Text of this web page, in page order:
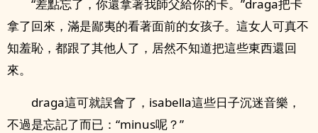
“差點忘了，你還拿著我師父給你的卡。”draga把卡
拿了回來，滿是鄙夷的看著面前的女孩子。這女人可真不
知羞恥，都跟了其他人了，居然不知道把這些東西還回
來。
draga這可就誤會了，isabella這些日子沉迷音樂，
不過是忘記了而已：“minus呢？”